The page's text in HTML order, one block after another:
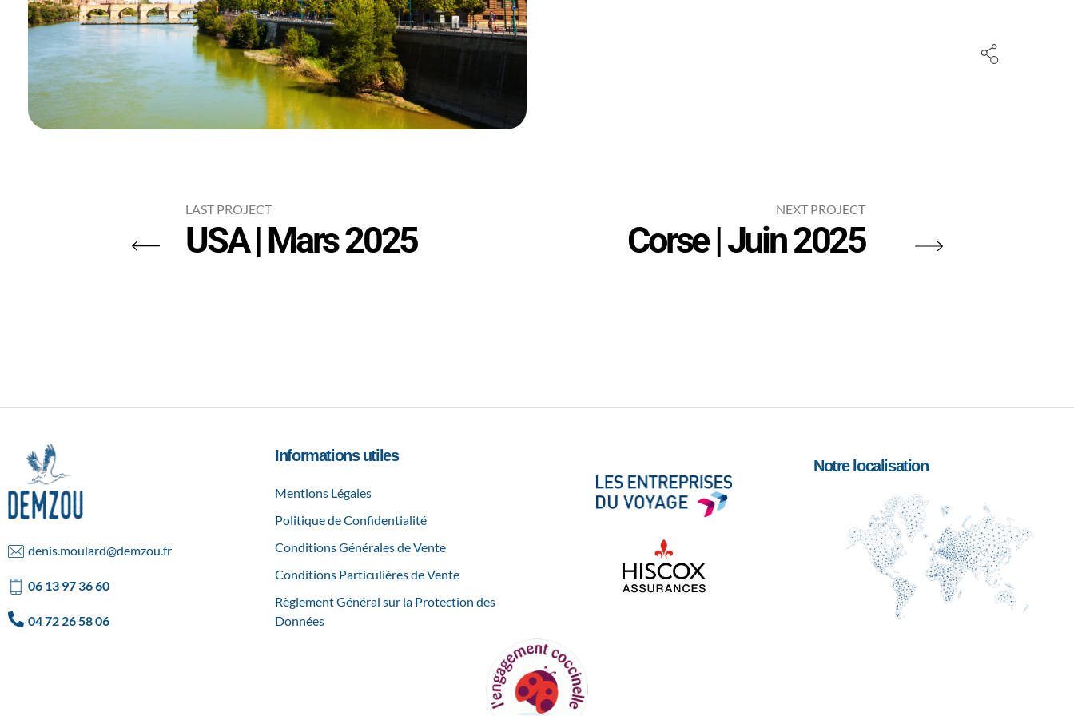
LAST PROJECT
USA | Mars 2025
NEXT PROJECT
Corse | Juin 2025
AGENCE SPÉCIALISÉE DANS LA CRÉATION SUR MESURE ET DANS L'ORGANISATION DE SÉMINAIRES
denis.moulard@demzou.fr
06 13 97 36 60
04 72 26 58 06
Informations utiles
Mentions Légales
Politique de Confidentialité
Conditions Générales de Vente
Conditions Particulières de Vente
Règlement Général sur la Protection des
Données
Notre localisation